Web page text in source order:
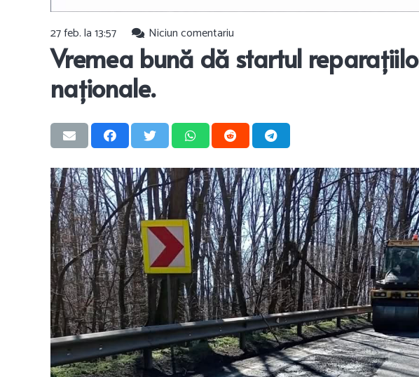
27 feb. la 13:57 Niciun comentariu
Vremea bună dă startul
naționale.